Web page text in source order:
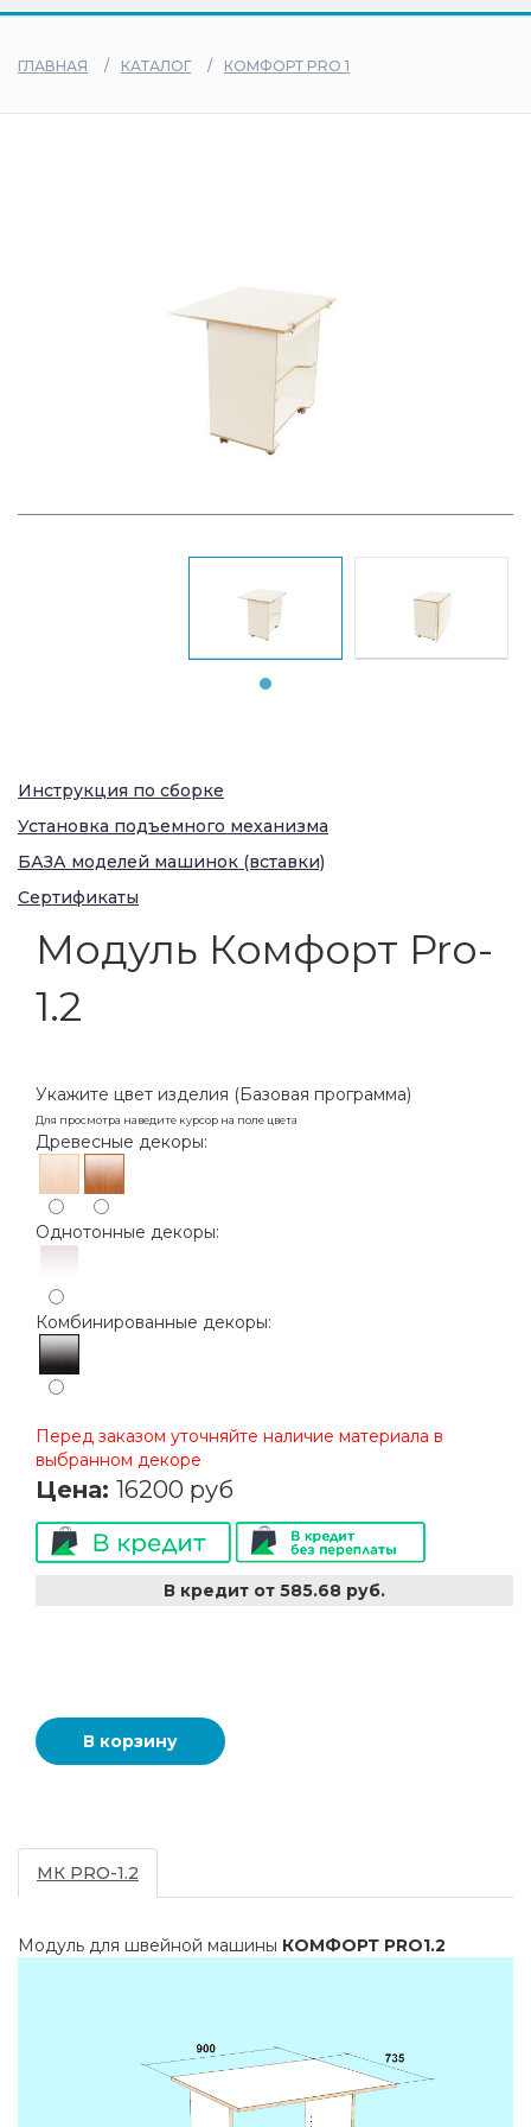
дилеры
ГЛАВНАЯ КАТАЛОГ КОМФОРТ PRO 1
Инструкция по сборке
Установка подъемного механизма
БАЗА моделей машинок (вставки)
Сертификаты
Модуль Комфорт Pro-
1.2
Укажите цвет изделия (Базовая программа)
Для просмотра наведите курсор на поле цвета
Древесные декоры:
Однотонные декоры:
Комбинированные декоры:
Перед заказом уточняйте наличие материала в
выбранном декоре
Цена:
В кредит от 585.68 руб.
МК PRO-1.2
Модуль для швейной машины КОМФОРТ PRO1.2